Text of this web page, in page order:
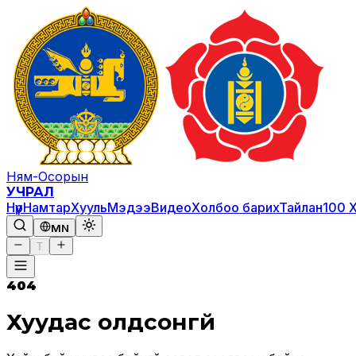
Ням-Осорын
УЧРАЛ
НүүрНамтарХуульМэдээВидеоХолбоо барихТайлан100
MN
T
404
Хуудас олдсонгүй